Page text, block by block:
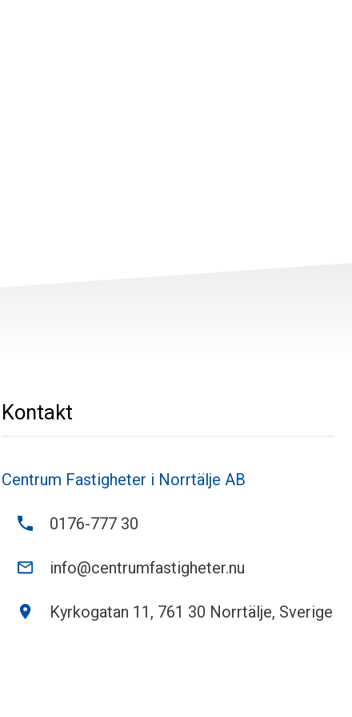
Kontakt
Centrum Fastigheter i Norrtälje AB
0176-777 30
info@centrumfastigheter.nu
Kyrkogatan 11, 761 30 Norrtälje, Sverige